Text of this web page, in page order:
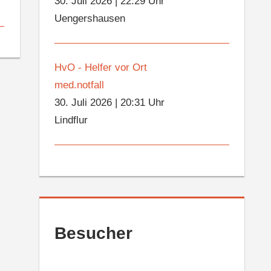
Uengershausen
HvO - Helfer vor Ort
med.notfall
30. Juli 2026 |20:31 Uhr
Lindflur
Besucher